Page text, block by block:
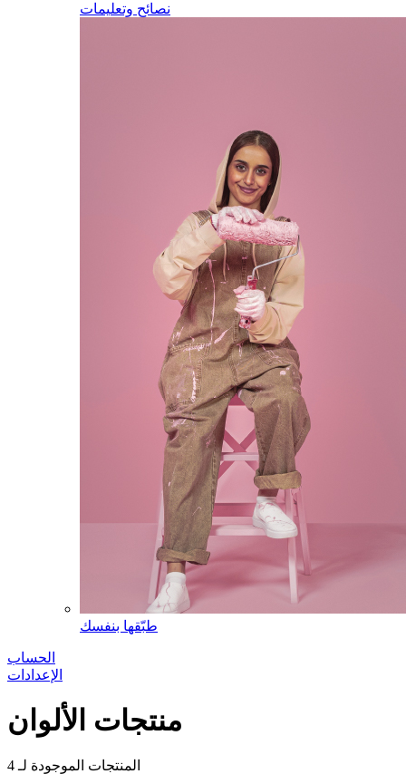
نصائح وتعليمات
طبّقها بنفسك
الحساب
الإعدادات
منتجات الألوان
4 المنتجات الموجودة لـ